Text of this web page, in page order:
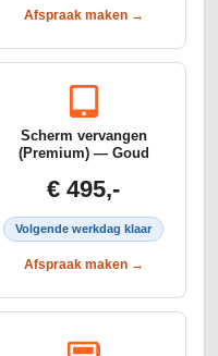
Afspraak maken →
Scherm vervangen
(Premium) — Goud
€ 495,-
Volgende werkdag klaar
Afspraak maken →